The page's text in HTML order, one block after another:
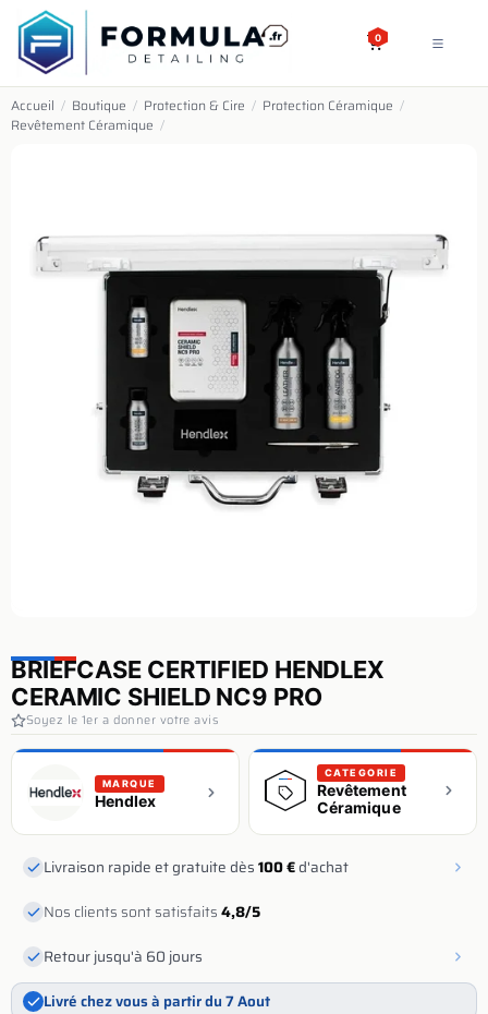
SE RENDRE AU CONTENU
0
Accueil / Boutique / Protection & Cire / Protection Céramique /
Revêtement Céramique /
BRIEFCASE CERTIFIED HENDLEX
CERAMIC SHIELD NC9 PRO
Soyez le 1er a donner votre avis
MARQUE
Hendlex
CATEGORIE
Revêtement
Céramique
Livraison rapide et gratuite dès100 €d'achat
Nos clients sont satisfaits4,8/5
Retour jusqu'à 60 jours
Livré chez vous à partir du 7 Aout